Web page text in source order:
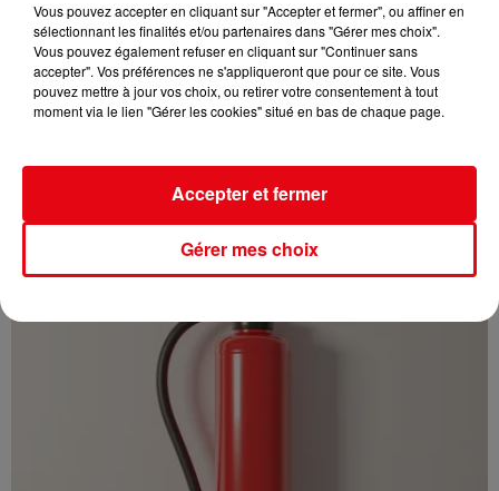
juillet...
Vous pouvez accepter en cliquant sur "Accepter et fermer", ou affiner en
sélectionnant les finalités et/ou partenaires dans "Gérer mes choix".
Vous pouvez également refuser en cliquant sur "Continuer sans
accepter". Vos préférences ne s'appliqueront que pour ce site. Vous
pouvez mettre à jour vos choix, ou retirer votre consentement à tout
moment via le lien "Gérer les cookies" situé en bas de chaque page.
Gérer mes choix
Accepter et fermer